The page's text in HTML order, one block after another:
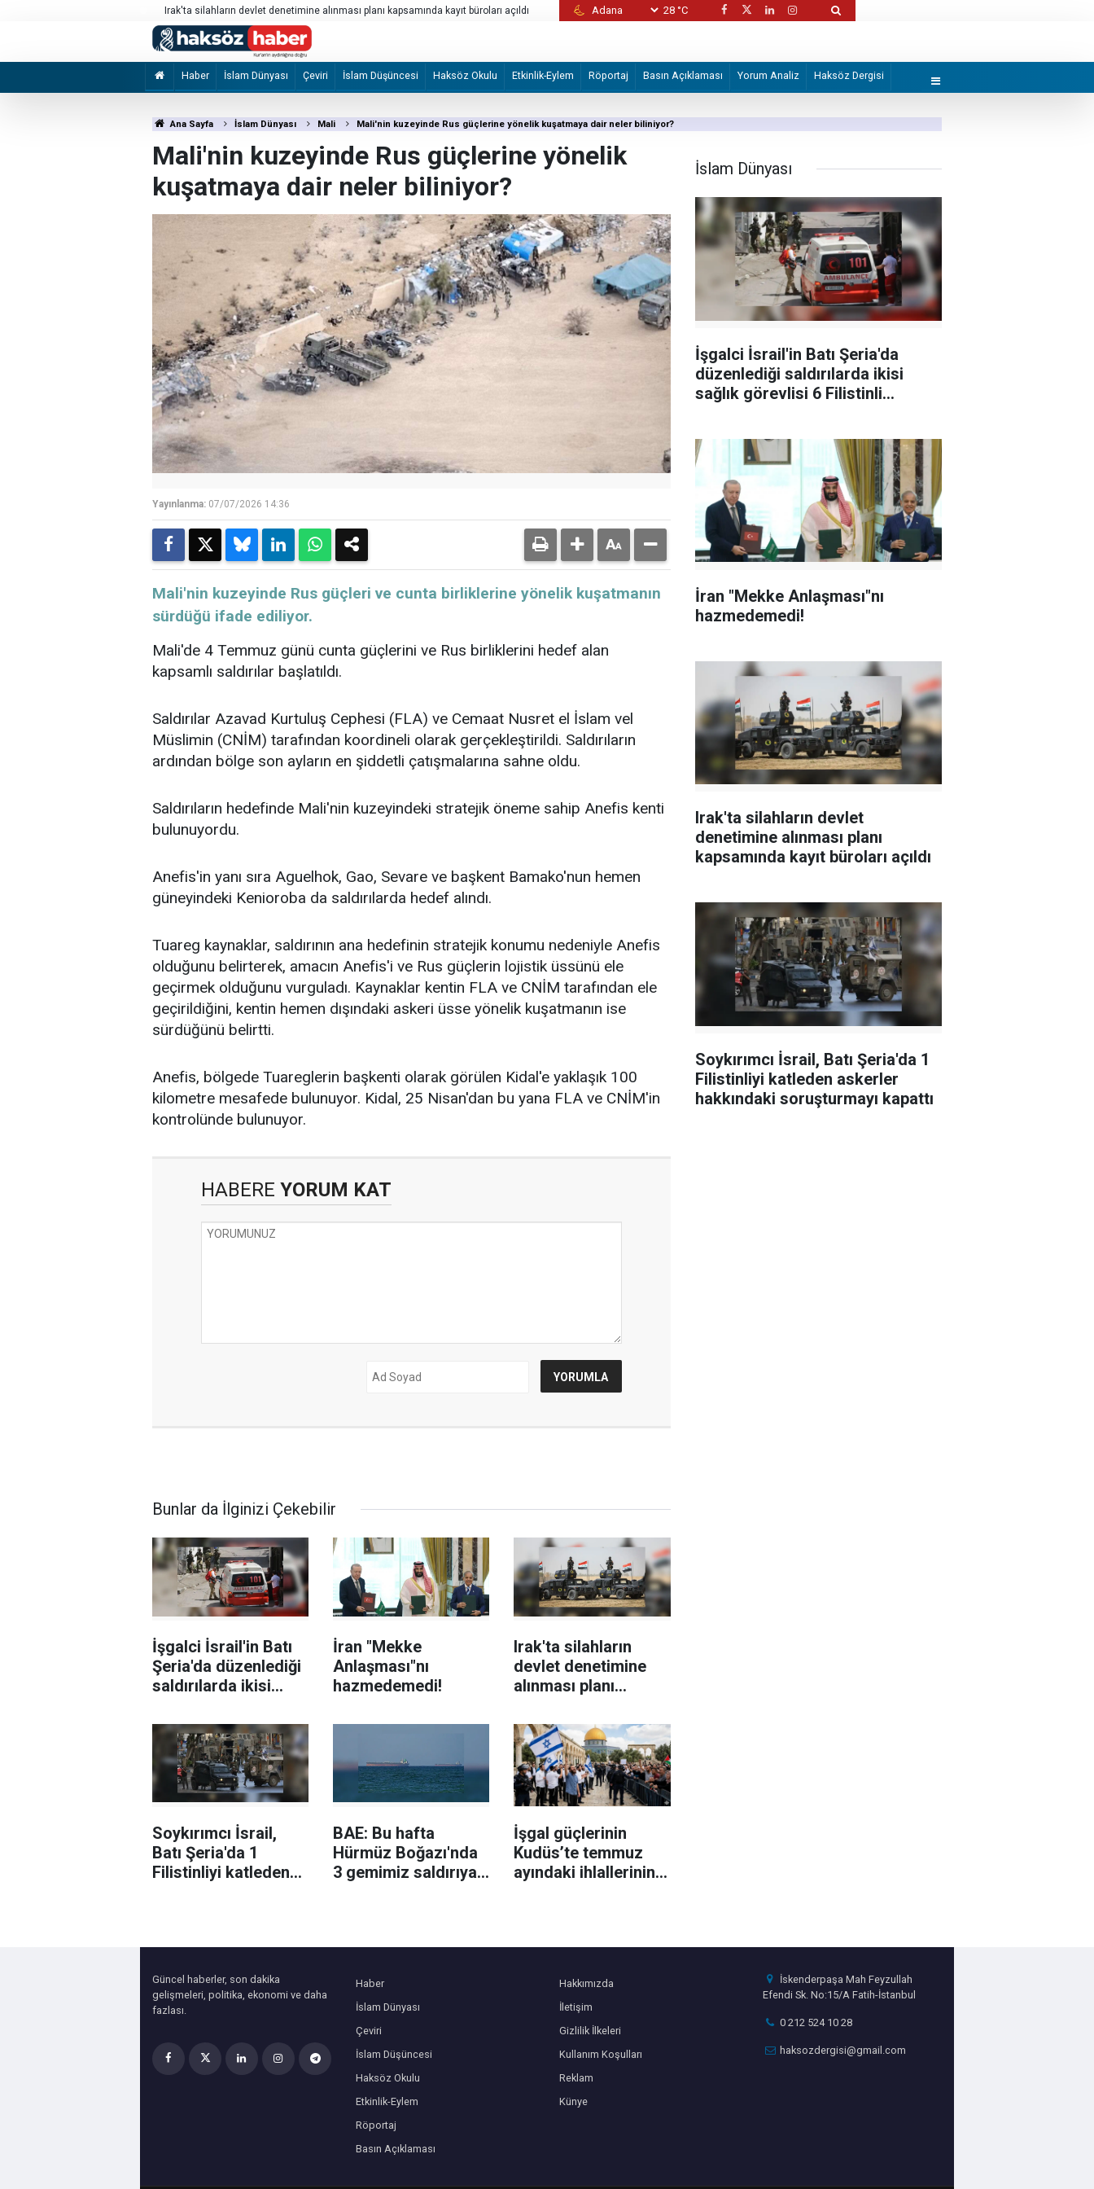
Irak'ta silahların devlet denetimine alınması planı kapsamında kayıt büroları açıldı
Avcılar Belediyesine yönelik "ihaleye fesat karıştırma" soruşturmasında 12 şüpheli
28 °C
Haber İslam Dünyası Çeviri İslam Düşüncesi Haksöz Okulu Etkinlik-Eylem Röportaj Basın Açıklaması Yorum Analiz Haksöz Dergisi
Ana Sayfa İslam Dünyası Mali Mali'nin kuzeyinde Rus güçlerine yönelik kuşatmaya dair neler biliniyor?
Mali'nin kuzeyinde Rus güçlerine yönelik
kuşatmaya dair neler biliniyor?
Yayınlanma: 07/07/2026 14:36
Mali'nin kuzeyinde Rus güçleri ve cunta birliklerine yönelik kuşatmanın
sürdüğü ifade ediliyor.
Mali'de 4 Temmuz günü cunta güçlerini ve Rus birliklerini hedef alan
kapsamlı saldırılar başlatıldı.
Saldırılar Azavad Kurtuluş Cephesi (FLA) ve Cemaat Nusret el İslam vel
Müslimin (CNİM) tarafından koordineli olarak gerçekleştirildi. Saldırıların
ardından bölge son ayların en şiddetli çatışmalarına sahne oldu.
Saldırıların hedefinde Mali'nin kuzeyindeki stratejik öneme sahip Anefis kenti
bulunuyordu.
Anefis'in yanı sıra Aguelhok, Gao, Sevare ve başkent Bamako'nun hemen
güneyindeki Kenioroba da saldırılarda hedef alındı.
Tuareg kaynaklar, saldırının ana hedefinin stratejik konumu nedeniyle Anefis
olduğunu belirterek, amacın Anefis'i ve Rus güçlerin lojistik üssünü ele
geçirmek olduğunu vurguladı. Kaynaklar kentin FLA ve CNİM tarafından ele
geçirildiğini, kentin hemen dışındaki askeri üsse yönelik kuşatmanın ise
sürdüğünü belirtti.
Anefis, bölgede Tuareglerin başkenti olarak görülen Kidal'e yaklaşık 100
kilometre mesafede bulunuyor. Kidal, 25 Nisan'dan bu yana FLA ve CNİM'in
kontrolünde bulunuyor.
HABERE YORUM KAT
Bunlar da İlginizi Çekebilir
İşgalci İsrail'in Batı
Şeria'da düzenlediği
saldırılarda ikisi
Filistinli yaralandı
İran "Mekke
Anlaşması"nı
hazmedemedi!
Irak'ta silahların
devlet denetimine
alınması planı
büroları açıldı
Soykırımcı İsrail,
Batı Şeria'da 1
Filistinliyi katleden
BAE: Bu hafta
Hürmüz Boğazı'nda
3 gemimiz saldırıya
İşgal güçlerinin
Kudüs’te temmuz
ayındaki ihlallerinin
İslam Dünyası
İşgalci İsrail'in Batı Şeria'da
düzenlediği saldırılarda ikisi
sağlık görevlisi 6 Filistinli
İran "Mekke Anlaşması"nı
hazmedemedi!
Irak'ta silahların devlet
denetimine alınması planı
kapsamında kayıt büroları açıldı
Soykırımcı İsrail, Batı Şeria'da 1
Filistinliyi katleden askerler
hakkındaki soruşturmayı kapattı
Güncel haberler, son dakika
gelişmeleri, politika, ekonomi ve daha
fazlası.
Haber
İslam Dünyası
Çeviri
İslam Düşüncesi
Haksöz Okulu
Etkinlik-Eylem
Röportaj
Basın Açıklaması
Hakkımızda
İletişim
Gizlilik İlkeleri
Kullanım Koşulları
Reklam
Künye
İskenderpaşa Mah Feyzullah
Efendi Sk. No:15/A Fatih-İstanbul
0 212 524 10 28
haksozdergisi@gmail.com